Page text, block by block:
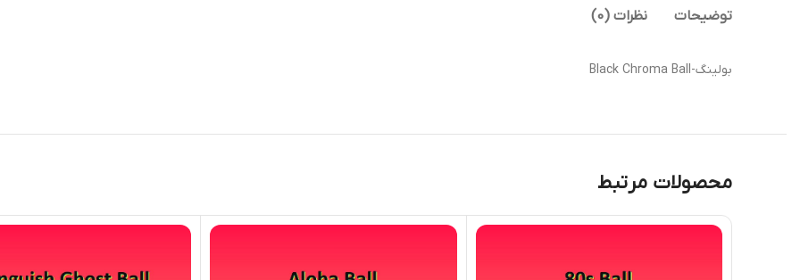
توضیحات نظرات (0)
بولینگ-Black Chroma Ball
محصولات مرتبط